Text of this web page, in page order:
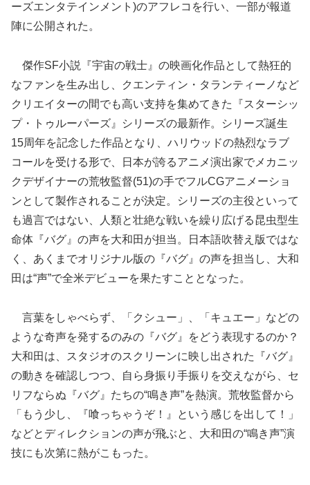
ーズエンタテインメント)のアフレコを行い、一部が報道
陣に公開された。
傑作SF小説『宇宙の戦士』の映画化作品として熱狂的
なファンを生み出し、クエンティン・タランティーノなど
クリエイターの間でも高い支持を集めてきた『スターシッ
プ・トゥルーパーズ』シリーズの最新作。シリーズ誕生
15周年を記念した作品となり、ハリウッドの熱烈なラブ
コールを受ける形で、日本が誇るアニメ演出家でメカニッ
クデザイナーの荒牧監督(51)の手でフルCGアニメーショ
ンとして製作されることが決定。シリーズの主役といって
も過言ではない、人類と壮絶な戦いを繰り広げる昆虫型生
命体『バグ』の声を大和田が担当。日本語吹替え版ではな
く、あくまでオリジナル版の『バグ』の声を担当し、大和
田は“声”で全米デビューを果たすこととなった。
言葉をしゃべらず、「クシュー」、「キュエー」などの
ような奇声を発するのみの『バグ』をどう表現するのか？
大和田は、スタジオのスクリーンに映し出された『バグ』
の動きを確認しつつ、自ら身振り手振りを交えながら、セ
リフならぬ『バグ』たちの“鳴き声”を熱演。荒牧監督から
「もう少し、『喰っちゃうぞ！』という感じを出して！」
などとディレクションの声が飛ぶと、大和田の“鳴き声”演
技にも次第に熱がこもった。